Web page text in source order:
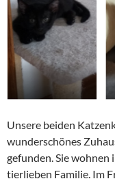
Unsere beiden
wunderschönes
gefunden. Sie wohnen
tierlieben Familie. Im